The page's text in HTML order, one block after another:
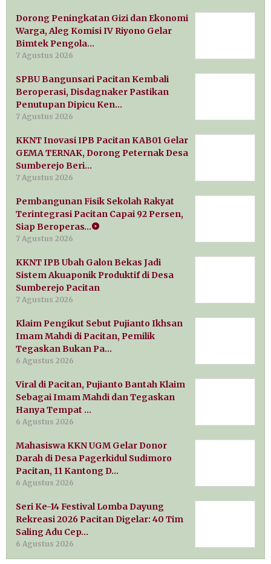
Dorong Peningkatan Gizi dan Ekonomi
Warga, Aleg Komisi IV Riyono Gelar
Bimtek Pengola…
7 Agustus 2026
SPBU Bangunsari Pacitan Kembali
Beroperasi, Disdagnaker Pastikan
Penutupan Dipicu Ken…
7 Agustus 2026
KKNT Inovasi IPB Pacitan KAB01 Gelar
GEMA TERNAK, Dorong Peternak Desa
Sumberejo Beri…
7 Agustus 2026
Pembangunan Fisik Sekolah Rakyat
Terintegrasi Pacitan Capai 92 Persen,
Siap Beroperas…
7 Agustus 2026
KKNT IPB Ubah Galon Bekas Jadi
Sistem Akuaponik Produktif di Desa
Sumberejo Pacitan
7 Agustus 2026
Klaim Pengikut Sebut Pujianto Ikhsan
Imam Mahdi di Pacitan, Pemilik
Tegaskan Bukan Pa…
6 Agustus 2026
Viral di Pacitan, Pujianto Bantah Klaim
Sebagai Imam Mahdi dan Tegaskan
Hanya Tempat …
6 Agustus 2026
Mahasiswa KKN UGM Gelar Donor
Darah di Desa Pagerkidul Sudimoro
Pacitan, 11 Kantong D…
6 Agustus 2026
Seri Ke-14 Festival Lomba Dayung
Rekreasi 2026 Pacitan Digelar: 40 Tim
Saling Adu Cep…
6 Agustus 2026